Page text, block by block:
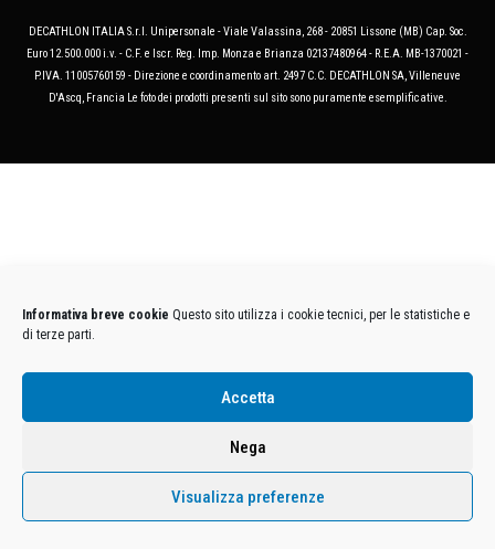
Informativa breve cookie Questo sito utilizza i cookie tecnici, per le statistiche e
di terze parti.
Accetta
Nega
Visualizza preferenze
DECATHLON ITALIA S.r.l. Unipersonale - Viale Valassina, 268 - 20851 Lissone (MB) Cap. Soc.
Euro 12.500.000 i.v. - C.F. e Iscr. Reg. Imp. Monza e Brianza 02137480964 - R.E.A. MB-1370021 -
P.IVA. 11005760159 - Direzione e coordinamento art. 2497 C.C. DECATHLON SA, Villeneuve
D'Ascq, Francia Le foto dei prodotti presenti sul sito sono puramente esemplificative.